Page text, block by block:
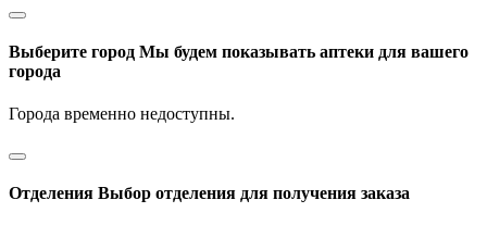
Выберите город Мы будем показывать аптеки для вашего
города
Города временно недоступны.
Отделения Выбор отделения для получения заказа